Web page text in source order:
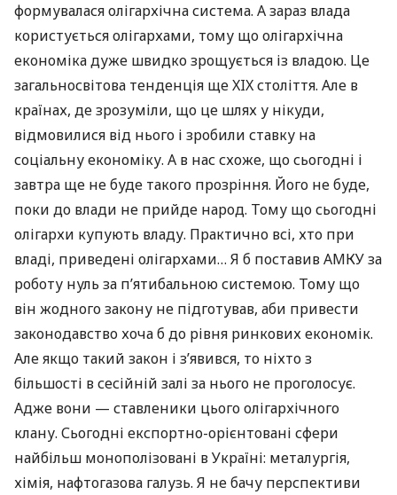
формувалася олігархічна система. А зараз влада
користується олігархами, тому що олігархічна
економіка дуже швидко зрощується із владою. Це
загальносвітова тенденція щеXIXстоліття. Але в
країнах, де зрозуміли, що це шлях у нікуди,
відмовилися від нього і зробили ставку на
соціальну економіку. А в нас схоже, що сьогодні і
завтра ще не буде такого прозріння. Його не буде,
поки до влади не прийде народ. Тому що сьогодні
олігархи купують владу. Практично всі, хто при
владі, приведені олігархами… Я б поставивАМКУза
роботу нуль за п’ятибальною системою. Тому що
він жодного закону не підготував, аби привести
законодавство хоча б до рівня ринкових економік.
Але якщо такий закон і з’явився, то ніхто з
більшості в сесійній залі за нього не проголосує.
Адже вони — ставленики цього олігархічного
клану. Сьогодні експортно-орієнтовані сфери
найбільш монополізовані в Україні: металургія,
хімія, нафтогазова галузь. Я не бачу перспективи